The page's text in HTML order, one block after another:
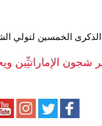
الخمسين لتولي
الإماراتيِّين ويحقِّق أكثر من